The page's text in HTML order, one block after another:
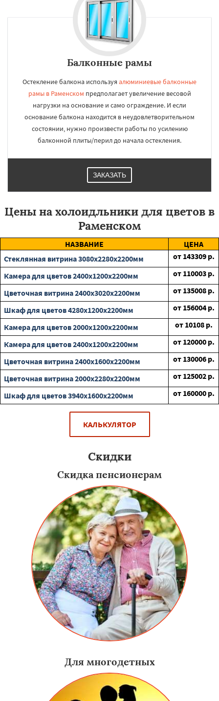
Балконные рамы
Остекление балкона используя алюминиевые балконные
рамы в Раменском предполагает увеличение весовой
нагрузки на основание и само ограждение. И если
основание балкона находится в неудовлетворительном
состоянии, нужно произвести работы по усилению
балконной плиты/перил до начала остекления.
ЗАКАЗАТЬ
Цены на холоидльники для цветов в
Раменском
НАЗВАНИЕ
ЦЕНА
Стеклянная витрина 3080х2280х2200мм
от 143309 р.
Камера для цветов 2400х1200х2200мм
от 110003 р.
Цветочная витрина 2400х3020х2200мм
от 135008 р.
Шкаф для цветов 4280х1200х2200мм
от 156004 р.
Камера для цветов 2000х1200х2200мм
от 10108 р.
Камера для цветов 2400х1200х2200мм
от 120000 р.
Цветочная витрина 2400х1600х2200мм
от 130006 р.
Цветочная витрина 2000х2280х2200мм
от 125002 р.
Шкаф для цветов 3940х1600х2200мм
от 160000 р.
КАЛЬКУЛЯТОР
Скидки
Скидка пенсионерам
Для многодетных